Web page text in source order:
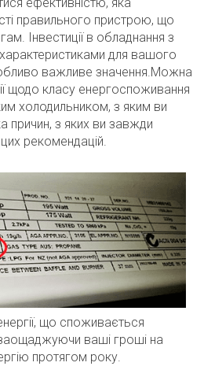
правильного пристрою, що
Інвестиції в обладнання з
для вашого
важливе значення.Можна
щодо класу енергоспоживання
холодильником, з яким ви
причин, з яких ви завжди
рекомендацій.
що споживається
ваші гроші на
протягом року.